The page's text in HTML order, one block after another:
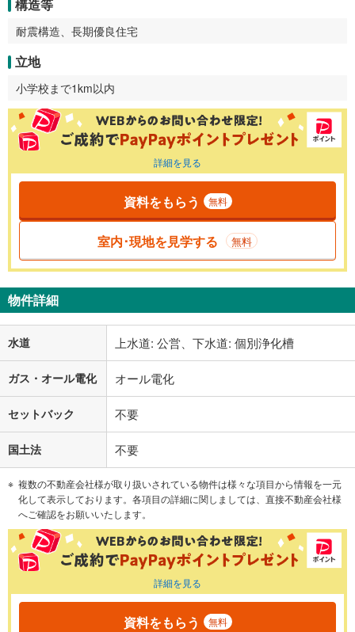
構造等
耐震構造、長期優良住宅
立地
小学校まで1km以内
詳細を見る
資料をもらう 無料
室内･現地を見学する 無料
物件詳細
水道 上水道: 公営、下水道: 個別浄化槽
ガス・オール電化 オール電化
セットバック 不要
国土法 不要
複数の不動産会社様が取り扱いされている物件は様々な項目から情報を一元
化して表示しております。各項目の詳細に関しましては、直接不動産会社様
へご確認をお願いいたします。
詳細を見る
資料をもらう 無料